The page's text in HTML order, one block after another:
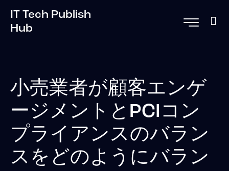
IT Tech Publish
Hub
小売業者が顧客エンゲ
ージメントとPCIコン
プライアンスのバラン
スをどのようにバラン